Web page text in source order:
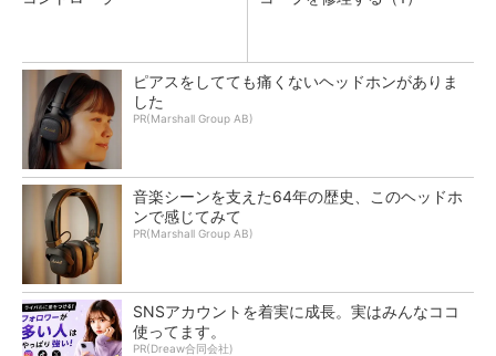
ピアスをしてても痛くないヘッドホンがありま
した
PR(Marshall Group AB)
音楽シーンを支えた64年の歴史、このヘッドホ
ンで感じてみて
PR(Marshall Group AB)
SNSアカウントを着実に成長。実はみんなココ
使ってます。
PR(Dreaw合同会社)